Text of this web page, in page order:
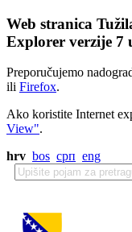
Web stranica
Explorer verzije 7
Preporučujemo
ili Firefox.
Ako koristite Internet
View".
hrv bos срп eng